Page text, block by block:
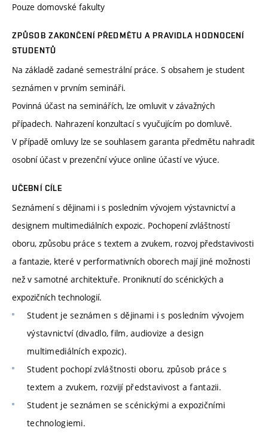
Pouze domovské fakulty
ZPŮSOB ZAKONČENÍ PŘEDMĚTU A PRAVIDLA HODNOCENÍ
STUDENTŮ
Na základě zadané semestrální práce. S obsahem je student
seznámen v prvním semináři.
Povinná účast na seminářích, lze omluvit v závažných
případech. Nahrazení konzultací s vyučujícím po domluvě.
V případě omluvy lze se souhlasem garanta předmětu nahradit
osobní účast v prezenční výuce online účastí ve výuce.
UČEBNÍ CÍLE
Seznámení s dějinami i s posledním vývojem výstavnictví a
designem multimediálních expozic. Pochopení zvláštností
oboru, způsobu práce s textem a zvukem, rozvoj představivosti
a fantazie, které v performativních oborech mají jiné možnosti
než v samotné architektuře. Proniknutí do scénických a
expozičních technologií.
Student je seznámen s dějinami i s posledním vývojem
výstavnictví (divadlo, film, audiovize a design
multimediálních expozic).
Student pochopí zvláštnosti oboru, způsob práce s
textem a zvukem, rozvijí představivost a fantazii.
Student je seznámen se scénickými a expozičními
technologiemi.